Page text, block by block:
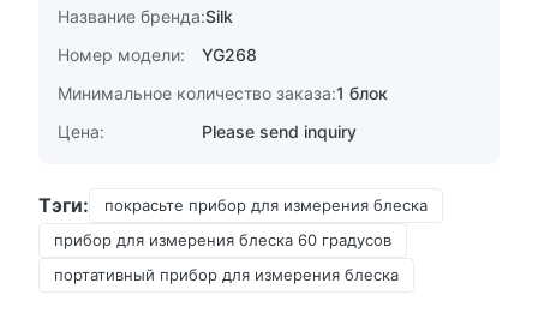
Название бренда:Silk
Номер модели:
YG268
Минимальное количество заказа:1 блок
Цена:
Please send inquiry
Тэги:
покрасьте прибор для измерения блеска
прибор для измерения блеска 60 градусов
портативный прибор для измерения блеска